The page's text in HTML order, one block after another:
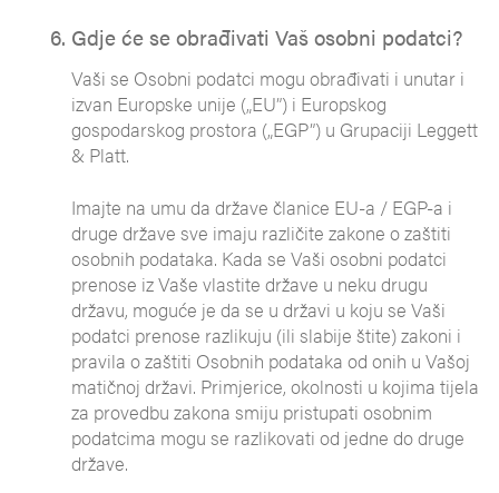
Gdje će se obrađivati Vaš osobni podatci?
Vaši se Osobni podatci mogu obrađivati i unutar i
izvan Europske unije („EU”) i Europskog
gospodarskog prostora („EGP”) u Grupaciji Leggett
& Platt.
Imajte na umu da države članice EU-a / EGP-a i
druge države sve imaju različite zakone o zaštiti
osobnih podataka. Kada se Vaši osobni podatci
prenose iz Vaše vlastite države u neku drugu
državu, moguće je da se u državi u koju se Vaši
podatci prenose razlikuju (ili slabije štite) zakoni i
pravila o zaštiti Osobnih podataka od onih u Vašoj
matičnoj državi. Primjerice, okolnosti u kojima tijela
za provedbu zakona smiju pristupati osobnim
podatcima mogu se razlikovati od jedne do druge
države.